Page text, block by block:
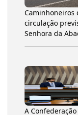
Caminhoneiros
circulação
Senhora da
A